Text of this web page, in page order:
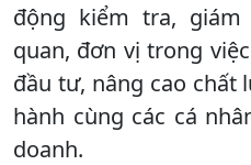
động kiểm tra,
quan, đơn vị trong
đầu tư, nâng cao chất
hành cùng các cá
doanh.